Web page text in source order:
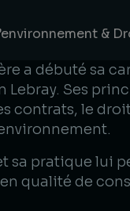
&
a débuté sa
Lebray. Ses
contrats, le
sa pratique lui
qualité de